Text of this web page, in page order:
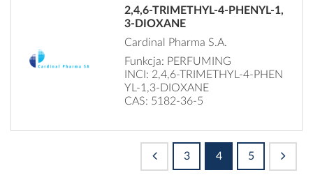
2,4,6-TRIMETHYL-4-PHENYL-1,
3-DIOXANE
Cardinal Pharma S.A.
Funkcja: PERFUMING
INCI: 2,4,6-TRIMETHYL-4-PHEN
YL-1,3-DIOXANE
CAS: 5182-36-5
3 4 5